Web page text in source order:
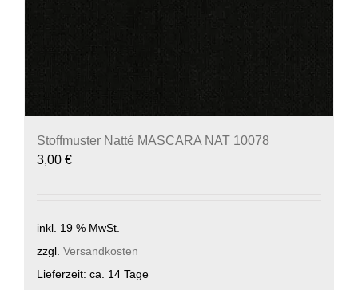
Stoffmuster Natté MASCARA NAT 10078
3,00 €
inkl. 19 % MwSt.
zzgl. Versandkosten
Lieferzeit: ca. 14 Tage